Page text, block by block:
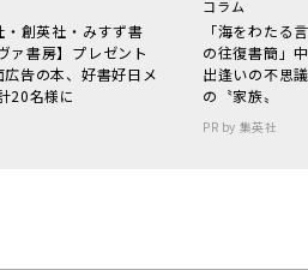
・創英社・みすず書
ァ書房】プレゼント
告の本、好書好日メ
20名様に
コラム
「海をわた
の往復書簡」
出逢いの不思
の〝家族〟
PR by 集英社